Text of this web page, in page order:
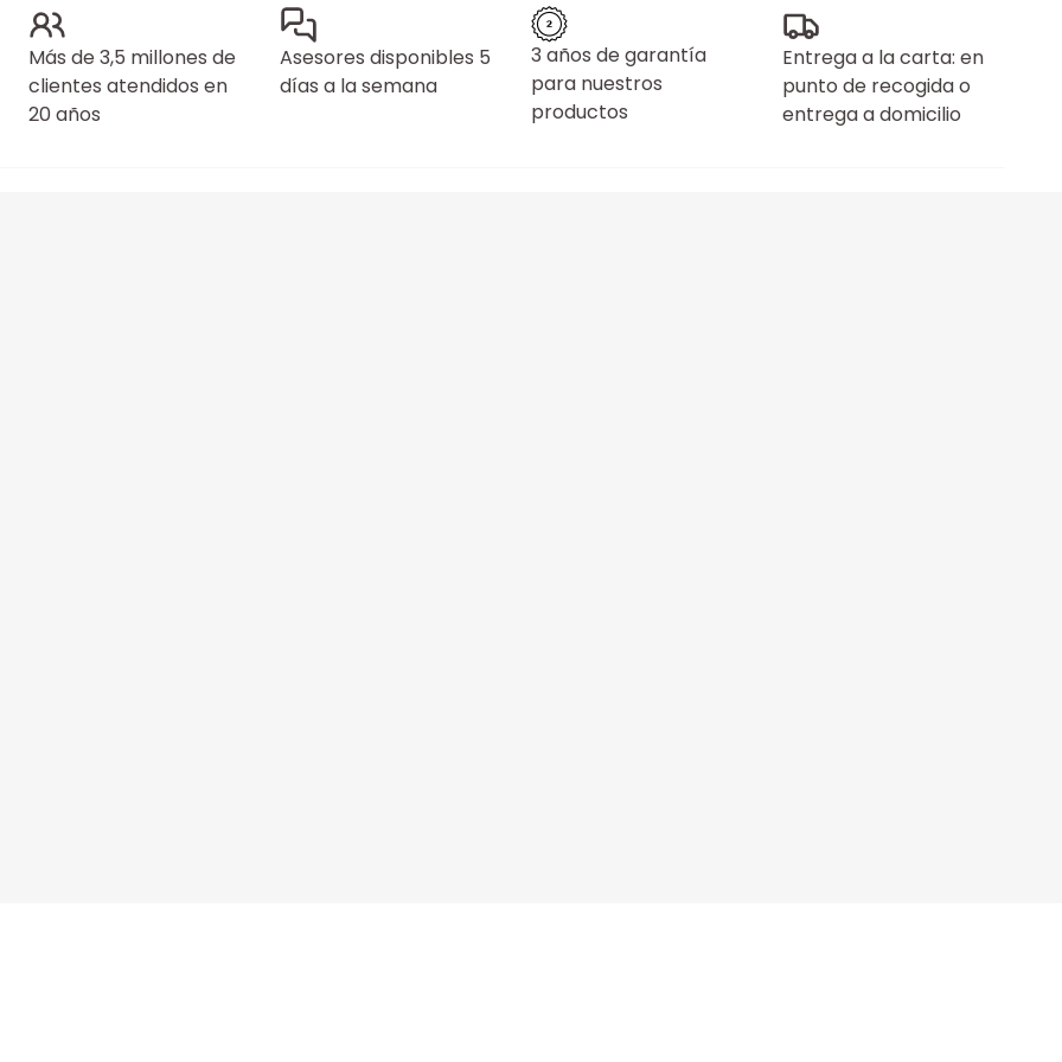
Más de 3,5 millones de
clientes atendidos en
20 años
Asesores disponibles 5
días a la semana
3 años de garantía
para nuestros
productos
Entrega a la carta: en
punto de recogida o
entrega a domicilio